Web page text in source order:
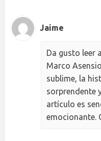
Jaime
Da gusto leer
Marco
sublime, la
sorprendente
artículo es
emocionante.